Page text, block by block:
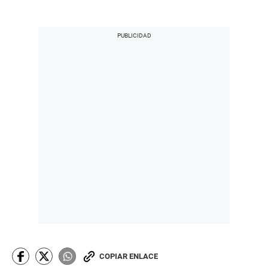
COPIAR ENLACE